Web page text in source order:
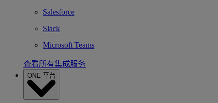
Salesforce
Slack
Microsoft Teams
查看所有集成服务
ONE 平台